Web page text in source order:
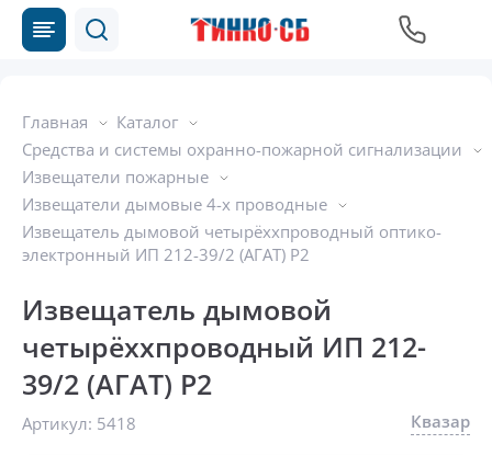
Главная
Каталог
Средства и системы охранно-пожарной сигнализации
Извещатели пожарные
Извещатели дымовые 4-х проводные
Извещатель дымовой четырёххпроводный оптико-
электронный ИП 212-39/2 (АГАТ) Р2
Извещатель дымовой
четырёххпроводный ИП 212-
39/2 (АГАТ) Р2
Артикул: 5418 Квазар